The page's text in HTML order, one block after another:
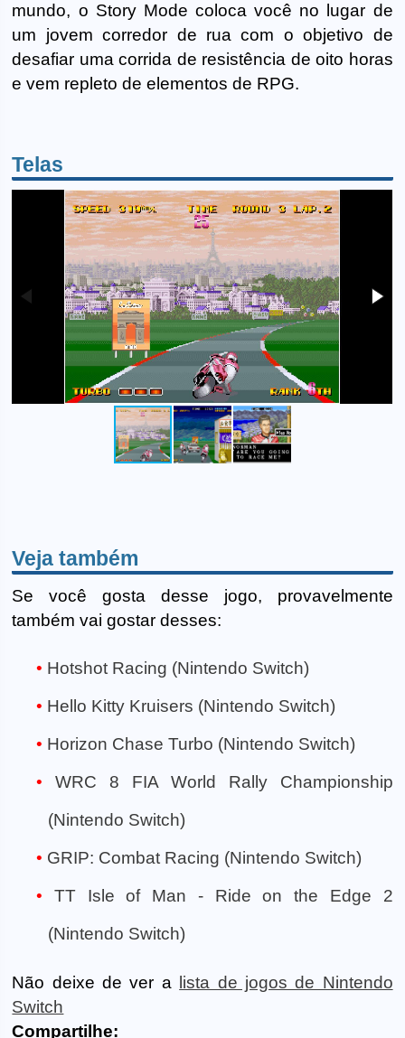
mundo, o Story Mode coloca você no lugar de
um jovem corredor de rua com o objetivo de
desafiar uma corrida de resistência de oito horas
e vem repleto de elementos de RPG.
Telas
Veja também
Se você gosta desse jogo, provavelmente
também vai gostar desses:
Hotshot Racing (Nintendo Switch)
Hello Kitty Kruisers (Nintendo Switch)
Horizon Chase Turbo (Nintendo Switch)
WRC 8 FIA World Rally Championship
(Nintendo Switch)
GRIP: Combat Racing (Nintendo Switch)
TT Isle of Man - Ride on the Edge 2
(Nintendo Switch)
Não deixe de ver a
lista de jogos de Nintendo
Switch
Compartilhe: